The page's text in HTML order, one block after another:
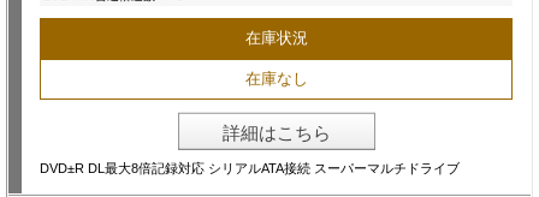
在庫状況
在庫なし
詳細はこちら
DVD±R DL最大8倍記録対応 シリアルATA接続 スーパーマルチドライブ